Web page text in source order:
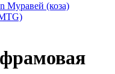
Муравей (коза)